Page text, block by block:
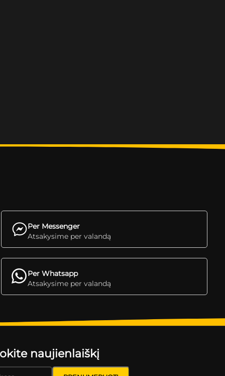
Per Messenger
Atsakysime per valandą
Per Whatsapp
Atsakysime per valandą
naujienlaiškį